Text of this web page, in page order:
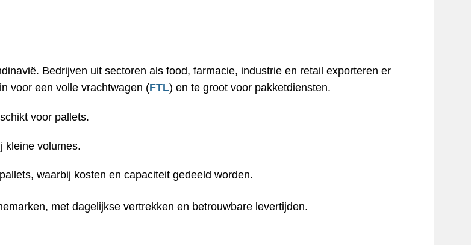
Bedrijven uit sectoren als food, farmacie, industrie en retail exporteren er
voor een volle vrachtwagen (FTL) en te groot voor pakketdiensten.
voor pallets.
kleine volumes.
waarbij kosten en capaciteit gedeeld worden.
met dagelijkse vertrekken en betrouwbare levertijden.